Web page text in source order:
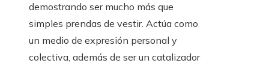
demostrando ser mucho más que
simples prendas de vestir. Actúa como
un medio de expresión personal y
colectiva, además de ser un catalizador